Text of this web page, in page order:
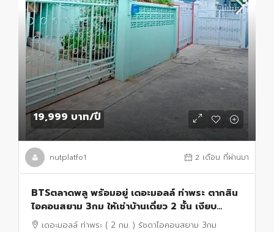
19,999 บาท/ปี
nutplatfo1 2 เดือน ที่ผ่านมา
BTSตลาดพลู พร้อมอยู่ เดอะมอลล์ ท่าพระ ตากสิน
ไอคอนสยาม 3กม ให้เช่าบ้านเดี่ยว 2 ชั้น เงียบ
สงบ32ตรว. 124ตรม. 2นอน 3น้ำ 2จอดรถ 4แอร์
เดอะมอลล์ ท่าพระ ( 2 กม. ) รัชดาไอคอนสยาม 3กม